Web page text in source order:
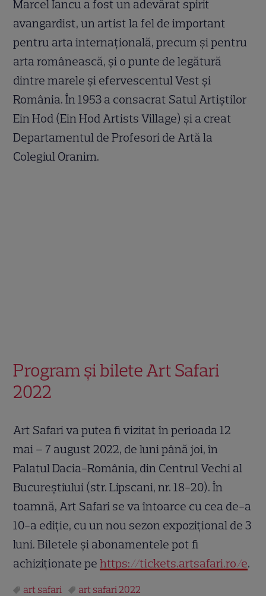
Marcel Iancu a fost un adevărat spirit
avangardist, un artist la fel de important
pentru arta internațională, precum și pentru
arta românească, și o punte de legătură
dintre marele și efervescentul Vest și
România. În 1953 a consacrat Satul Artiștilor
Ein Hod (Ein Hod Artists Village) și a creat
Departamentul de Profesori de Artă la
Colegiul Oranim.
Program și bilete Art Safari
2022
Art Safari va putea fi vizitat în perioada 12
mai – 7 august 2022, de luni până joi, în
Palatul Dacia-România, din Centrul Vechi al
Bucureștiului (str. Lipscani, nr. 18-20). În
toamnă, Art Safari se va întoarce cu cea de-a
10-a ediție, cu un nou sezon expozițional de 3
luni. Biletele și abonamentele pot fi
achiziționate pehttps://tickets.artsafari.ro/e.
art safari art safari 2022